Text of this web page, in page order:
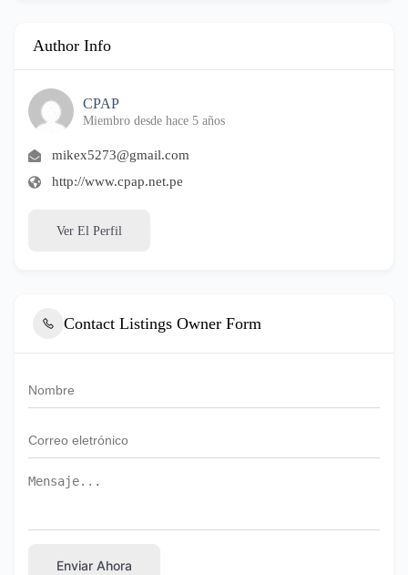
Author Info
CPAP
Miembro desde hace 5 años
mikex5273@gmail.com
http://www.cpap.net.pe
Ver El Perfil
Contact Listings Owner Form
Enviar Ahora